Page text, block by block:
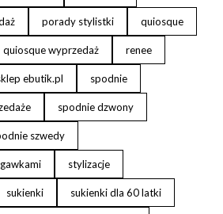
porady stylistki quiosque
quiosque wyprzedaż renee
ebutik.pl spodnie
spodnie dzwony
szwedy
stylizacje
sukienki sukienki dla 60 latki